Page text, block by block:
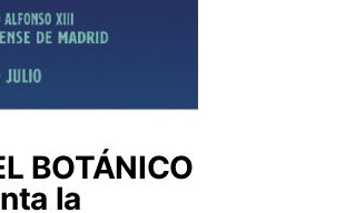
BOTÁNICO
la